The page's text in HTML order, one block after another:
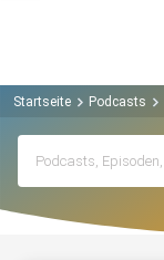
Startseite Podcasts